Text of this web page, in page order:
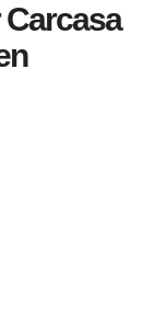
Carcasa